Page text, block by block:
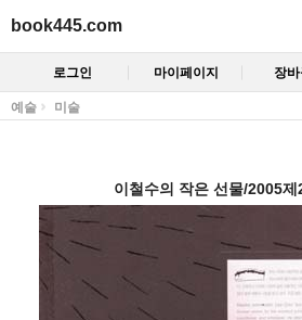
book445.com
로그인 마이페이지 장바
예술 미술
이철수의 작은 선물/2005